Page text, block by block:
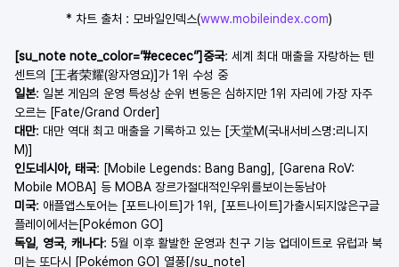
* 차트 출처 : 모바일인덱스(www.mobileindex.com)
[su_note note_color=”#ececec”]중국: 세계 최대 매출을 자랑하는 텐
센트의 [王者荣耀(왕자영요)]가 1위 수성 중
일본: 일본 게임의 운영 특성상 순위 변동은 심하지만 1위 자리에 가장 자주
오르는 [Fate/Grand Order]
대만: 대만 역대 최고 매출을 기록하고 있는 [天堂M(국내서비스명:리니지
M)]
인도네시아, 태국: [Mobile Legends: Bang Bang], [Garena RoV:
Mobile MOBA] 등 MOBA 장르가절대적인우위를보이는동남아
미국: 애플앱스토어는 [포트나이트]가 1위, [포트나이트]가출시되지않은구글
플레이에서는[Pokémon GO]
독일, 영국, 캐나다: 5월 이후 활발한 운영과 친구 기능 업데이트로 유럽과 북
미는 또다시 [Pokémon GO] 열풍[/su_note]